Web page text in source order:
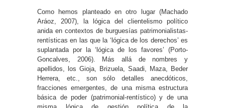
Como hemos planteado en otro lugar (Machado
Aráoz, 2007), la lógica del clientelismo político
anida en contextos de burguesías patrimonialistas-
rentísticas en las que la ‘lógica de los derechos’ es
suplantada por la ‘lógica de los favores’ (Porto-
Goncalves, 2006). Más allá de nombres y
apellidos, los Gioja, Brizuela, Saadi, Maza, Beder
Herrera, etc., son sólo detalles anecdóticos,
fracciones emergentes, de una misma estructura
básica de poder (patrimonial-rentístico) y de una